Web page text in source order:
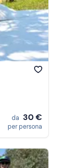
da 30 €
per persona